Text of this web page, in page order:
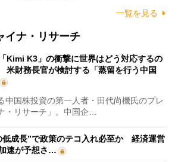
一覧を見る
イナ・リサーチ
Kimi K3」の衝撃に世界はどう対応するの
財務長官が検討する「蒸留を行う中国
国株投資の第一人者・田代尚機氏のプレ
・リサーチ」。中国企…
低成長”で政策のテコ入れ必至か 経済運営
速が予想さ…